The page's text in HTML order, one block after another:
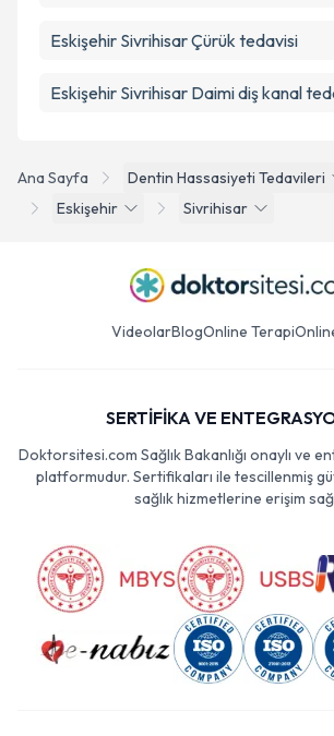
Ana Sayfa
Dentin Hassasiyeti Tedavileri
Eskişehir
Sivrihisar
Eskişehir Sivrihisar Çürük tedavisi
Eskişehir Sivrihisar Daimi diş kanal
VideolarBlogOnline Terapi
SERTİFİKA VE
Doktorsitesi.com Sağlık Bakanlığı onaylı ve
platformudur. Sertifikaları ile tescillenmiş
sağlık hizmetlerine erişim